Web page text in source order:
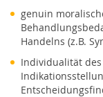
genuin
Handelns (z.B.
Individualität